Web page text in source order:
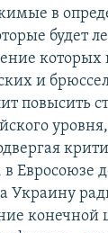
в
будет
которых
и
повысить
в Евросоюзе
Украину
конечной